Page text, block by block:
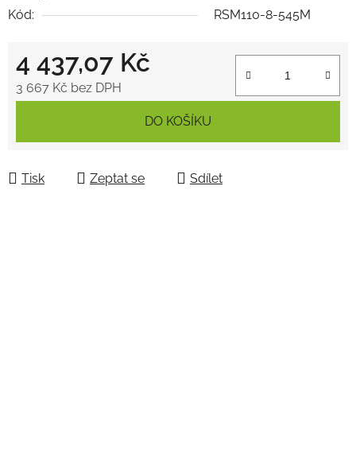
Kód:
RSM110-8-545M
4 437,07 Kč
3 667 Kč bez DPH
DO KOŠÍKU
Tisk Zeptat se Sdílet